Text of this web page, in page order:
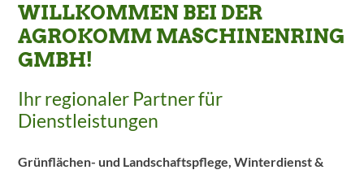
WILLKOMMEN BEI DER
AGROKOMM MASCHINENRING
GMBH!
Ihr regionaler Partner für
Dienstleistungen
Grünflächen- und Landschaftspflege, Winterdienst &